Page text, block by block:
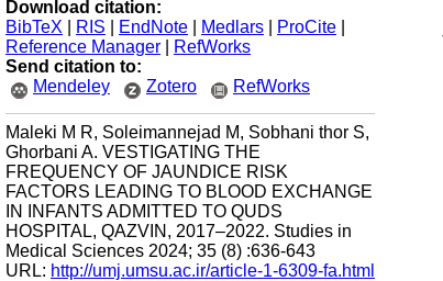
Download citation:
BibTeX
RIS EndNote Medlars ProCite
Reference Manager
RefWorks
Send citation to:
Mendeley
Zotero RefWorks
Maleki M R, Soleimannejad M, Sobhani thor S,
Ghorbani A. VESTIGATING THE
FREQUENCY OF JAUNDICE RISK
FACTORS LEADING TO BLOOD EXCHANGE
IN INFANTS ADMITTED TO QUDS
HOSPITAL, QAZVIN, 2017–2022. Studies in
Medical Sciences 2024; 35 (8) :636-643
URL: http://umj.umsu.ac.ir/article-1-6309-fa.html